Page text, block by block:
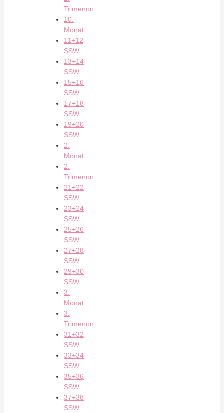
Trimenon
10.
Monat
11+12
SSW
13+14
SSW
15+16
SSW
17+18
SSW
19+20
SSW
2.
Monat
2.
Trimenon
21+22
SSW
23+24
SSW
25+26
SSW
27+28
SSW
29+30
SSW
3.
Monat
3.
Trimenon
31+32
SSW
33+34
SSW
35+36
SSW
37+38
SSW